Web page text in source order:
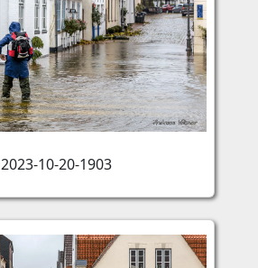
2023-10-20-1903